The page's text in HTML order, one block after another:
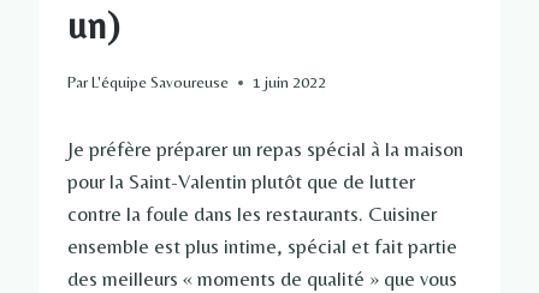
un)
ParL'équipe Savoureuse 1 juin 2022
Je préfère préparer un repas spécial à la maison
pour la Saint-Valentin plutôt que de lutter
contre la foule dans les restaurants. Cuisiner
ensemble est plus intime, spécial et fait partie
des meilleurs « moments de qualité » que vous